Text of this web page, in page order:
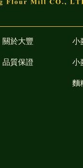
關於大豐
品質保證
小
小
麵